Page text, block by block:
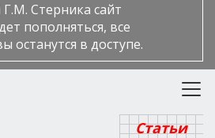
Стерника сайт
пополняться, все
останутся в доступе.
Статьи